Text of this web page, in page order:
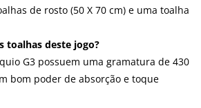
de rosto (50 X 70 cm) e uma toalha
toalhas deste jogo?
G3 possuem uma gramatura de 430
bom poder de absorção e toque